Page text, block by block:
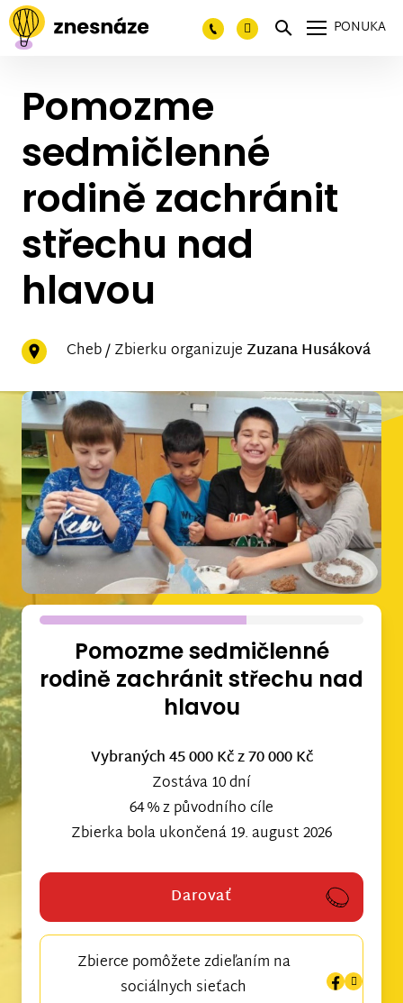
PONUKA
Pomozme
sedmičlenné
rodině zachránit
střechu nad
hlavou
Cheb / Zbierku organizuje Zuzana Husáková
Pomozme sedmičlenné
rodině zachránit střechu nad
hlavou
Vybraných 45 000 Kčz 70 000 Kč
Zostáva 10 dní
64 % z původního cíle
Zbierka bola ukončená 19. august 2026
Darovať
Zbierce pomôžete zdieľaním na
sociálnych sieťach